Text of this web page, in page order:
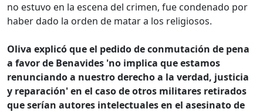
no estuvo en la escena del crimen, fue condenado por
haber dado la orden de matar a los religiosos.
Oliva explicó que el pedido de conmutación de pena
a favor de Benavides 'no implica que estamos
renunciando a nuestro derecho a la verdad, justicia
y reparación' en el caso de otros militares retirados
que serían autores intelectuales en el asesinato de